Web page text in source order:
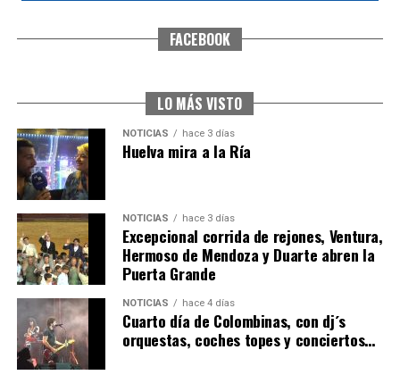
SEXTA CORRIDA DE LAS FIESTAS COLOMBINAS
6º DÍA DE LAS FIESTAS COLOMBINAS 2026
hace 3 días Huelvatv
FACEBOOK
LO MÁS VISTO
NOTICIAS hace 3 días
Huelva mira a la Ría
NOTICIAS hace 3 días
Excepcional corrida de rejones, Ventura,
Hermoso de Mendoza y Duarte abren la
Puerta Grande
NOTICIAS hace 4 días
Cuarto día de Colombinas, con dj´s
orquestas, coches topes y conciertos…